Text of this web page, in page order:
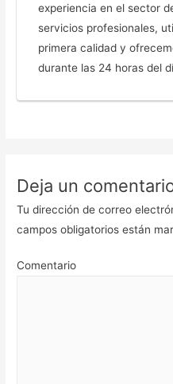
experiencia en el sector
servicios profesionales,
primera calidad y
durante las 24 horas del
Deja un
Tu dirección de correo
campos obligatorios están
Comentario